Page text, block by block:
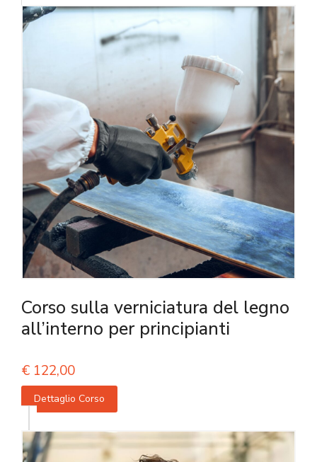
Corso sulla verniciatura del legno
all’interno per principianti
€ 122,00
Dettaglio Corso